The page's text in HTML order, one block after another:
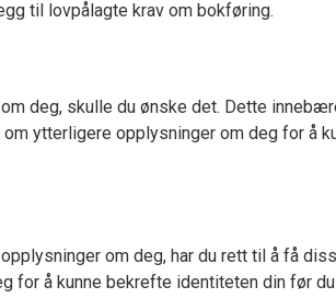
til lovpålagte krav om bokføring.
deg, skulle du ønske det. Dette
ytterligere opplysninger om deg for å
om deg, har du rett til å få
å kunne bekrefte identiteten din før